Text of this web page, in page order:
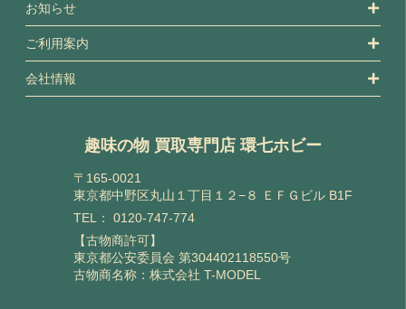
お知らせ
ご利用案内
会社情報
趣味の物 買取専門店 環七ホビー
〒165-0021
東京都中野区丸山１丁目１２−８ ＥＦＧビル B1F
TEL： 0120-747-774
【古物商許可】
東京都公安委員会 第304402118550号
古物商名称：株式会社 T-MODEL